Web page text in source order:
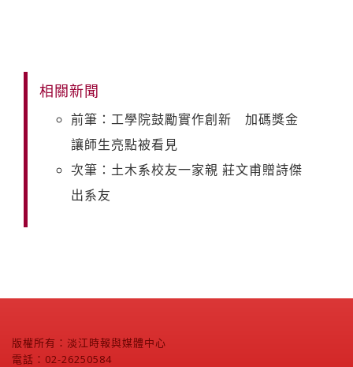
相關新聞
前筆：工學院鼓勵實作創新 加碼獎金
讓師生亮點被看見
次筆：土木系校友一家親 莊文甫贈詩傑
出系友
版權所有：淡江時報與媒體中心
電話：02-26250584